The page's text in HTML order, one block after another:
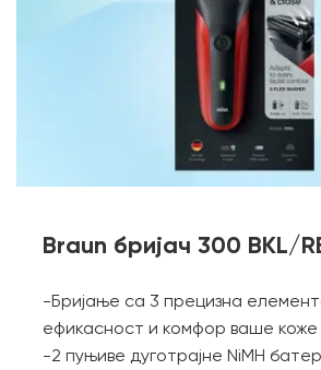
Braun бријач 300 BKL/
-Бријање са 3 прецизна
ефикасност и комфор ваше коже
-2 пуњиве дуготрајне NiMH